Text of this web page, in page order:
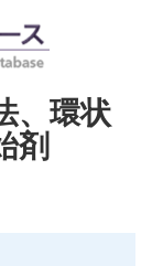
、環状
剤